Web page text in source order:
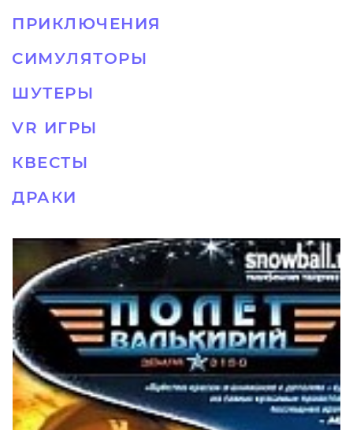
ПРИКЛЮЧЕНИЯ
СИМУЛЯТОРЫ
ШУТЕРЫ
VR ИГРЫ
КВЕСТЫ
ДРАКИ